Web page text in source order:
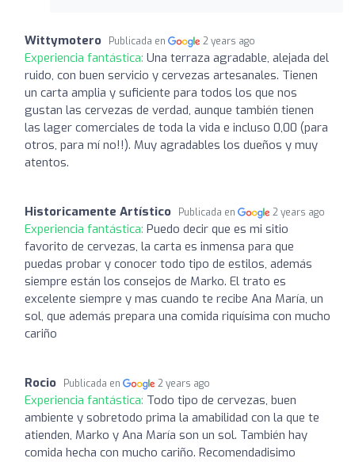
Wittymotero Publicada en 2 years ago
Experiencia fantástica: Una terraza agradable, alejada del
ruido, con buen servicio y cervezas artesanales. Tienen
un carta amplia y suficiente para todos los que nos
gustan las cervezas de verdad, aunque también tienen
las lager comerciales de toda la vida e incluso 0,00 (para
otros, para mí no!!). Muy agradables los dueños y muy
atentos.
Historicamente Artístico Publicada en 2 years ago
Experiencia fantástica: Puedo decir que es mi sitio
favorito de cervezas, la carta es inmensa para que
puedas probar y conocer todo tipo de estilos, además
siempre están los consejos de Marko. El trato es
excelente siempre y mas cuando te recibe Ana María, un
sol, que además prepara una comida riquísima con mucho
cariño
Rocio Publicada en 2 years ago
Experiencia fantástica: Todo tipo de cervezas, buen
ambiente y sobretodo prima la amabilidad con la que te
atienden, Marko y Ana María son un sol. También hay
comida hecha con mucho cariño. Recomendadisimo